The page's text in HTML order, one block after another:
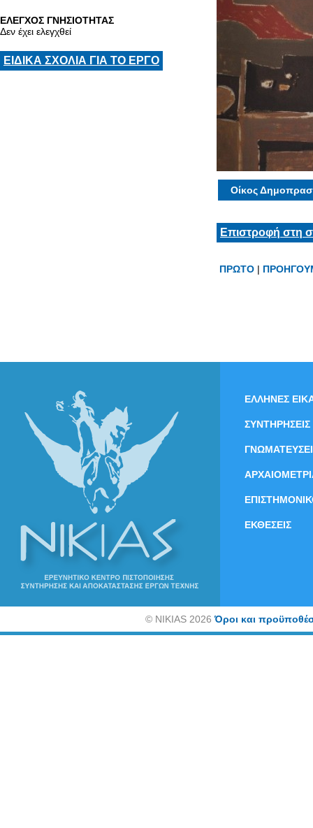
ΕΛΕΓΧΟΣ ΓΝΗΣΙΟΤΗΤΑΣ
Δεν έχει ελεγχθεί
ΕΙΔΙΚΑ ΣΧΟΛΙΑ ΓΙΑ ΤΟ ΕΡΓΟ
Οίκος
Επιστροφή στη
ΠΡΩΤΟ |
ΕΛΛΗΝΕΣ
ΣΥΝΤΗΡΗΣΕΙΣ
ΕΚΘΕΣΕΙΣ
©NIKIAS 2026Όροι και